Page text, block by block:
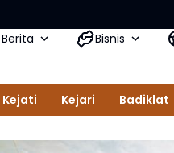
Berita Bisnis
Kejati Kejari Badiklat